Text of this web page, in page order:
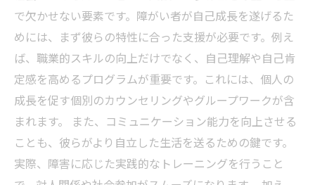
で欠かせない要素です。障がい者が自己成長を遂げるた
めには、まず彼らの特性に合った支援が必要です。例え
ば、職業的スキルの向上だけでなく、自己理解や自己肯
定感を高めるプログラムが重要です。これには、個人の
成長を促す個別のカウンセリングやグループワークが含
まれます。 また、コミュニケーション能力を向上させる
ことも、彼らがより自立した生活を送るための鍵です。
実際、障害に応じた実践的なトレーニングを行うこと